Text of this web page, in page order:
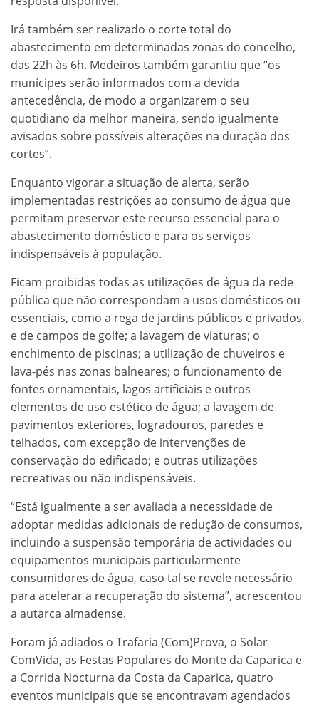
Irá também ser realizado o corte total do
abastecimento em determinadas zonas do concelho,
das 22h às 6h. Medeiros também garantiu que “os
munícipes serão informados com a devida
antecedência, de modo a organizarem o seu
quotidiano da melhor maneira, sendo igualmente
avisados sobre possíveis alterações na duração dos
cortes”.
Enquanto vigorar a situação de alerta, serão
implementadas restrições ao consumo de água que
permitam preservar este recurso essencial para o
abastecimento doméstico e para os serviços
indispensáveis à população.
Ficam proibidas todas as utilizações de água da rede
pública que não correspondam a usos domésticos ou
essenciais, como a rega de jardins públicos e privados,
e de campos de golfe; a lavagem de viaturas; o
enchimento de piscinas; a utilização de chuveiros e
lava-pés nas zonas balneares; o funcionamento de
fontes ornamentais, lagos artificiais e outros
elementos de uso estético de água; a lavagem de
pavimentos exteriores, logradouros, paredes e
telhados, com excepção de intervenções de
conservação do edificado; e outras utilizações
recreativas ou não indispensáveis.
“Está igualmente a ser avaliada a necessidade de
adoptar medidas adicionais de redução de consumos,
incluindo a suspensão temporária de actividades ou
equipamentos municipais particularmente
consumidores de água, caso tal se revele necessário
para acelerar a recuperação do sistema”, acrescentou
a autarca almadense.
Foram já adiados o Trafaria (Com)Prova, o Solar
ComVida, as Festas Populares do Monte da Caparica e
a Corrida Nocturna da Costa da Caparica, quatro
eventos municipais que se encontravam agendados